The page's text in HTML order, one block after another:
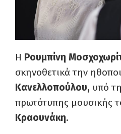
Η Ρουμπίνη
σκηνοθετικά την
Κανελλοπούλου, υπό
πρωτότυπης μουσικής
Κραουνάκη.